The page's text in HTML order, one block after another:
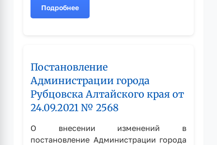
Подробнее
о
Алтайского
края
27.02.2025
№
Постановление
Администрации города
Рубцовска Алтайского края от
24.09.2021 № 2568
О внесении изменений в
постановление Администрации города